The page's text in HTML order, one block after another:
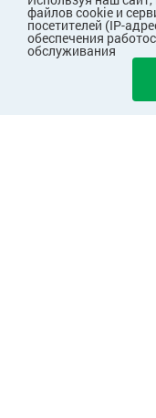
В
файлов cookie и
посетителей (IP-
обеспечения
обслуживания